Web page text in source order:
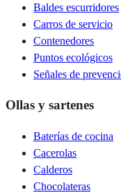
Baldes escurridores
Carros de servicio
Contenedores
Puntos ecológicos
Señales de
Ollas y sartenes
Baterías de cocina
Cacerolas
Calderos
Chocolateras